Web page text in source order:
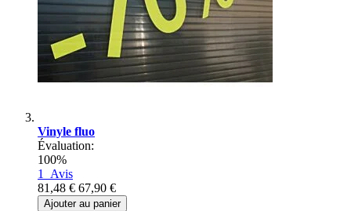
Vinyle fluo
Évaluation:
100%
1 Avis
81,48 € 67,90 €
Ajouter au panier